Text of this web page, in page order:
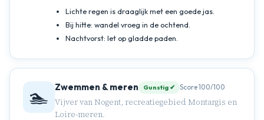
Lichte regen is draaglijk met een goede jas.
Bij hitte: wandel vroeg in de ochtend.
Nachtvorst: let op gladde paden.
🏊 Zwemmen & meren Gunstig ✔ Score 100/100
Vijver van Nogent, recreatiegebied Montargis en
Loire-meren.